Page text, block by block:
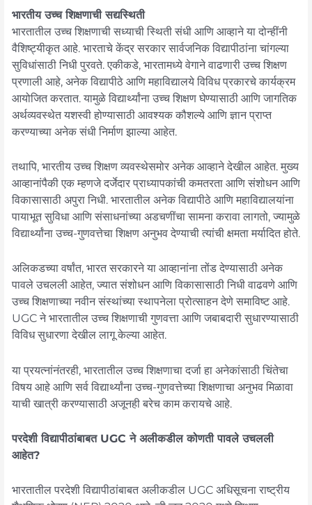
भारतीय उच्च शिक्षणाची सद्यस्थिती
भारतातील उच्च शिक्षणाची सध्याची स्थिती संधी आणि आव्हाने या दोन्हींनी
वैशिष्ट्यीकृत आहे. भारताचे केंद्र सरकार सार्वजनिक विद्यापीठांना चांगल्या
सुविधांसाठी निधी पुरवते. एकीकडे, भारतामध्ये वेगाने वाढणारी उच्च शिक्षण
प्रणाली आहे, अनेक विद्यापीठे आणि महाविद्यालये विविध प्रकारचे कार्यक्रम
आयोजित करतात. यामुळे विद्यार्थ्यांना उच्च शिक्षण घेण्यासाठी आणि जागतिक
अर्थव्यवस्थेत यशस्वी होण्यासाठी आवश्यक कौशल्ये आणि ज्ञान प्राप्त
करण्याच्या अनेक संधी निर्माण झाल्या आहेत.
तथापि, भारतीय उच्च शिक्षण व्यवस्थेसमोर अनेक आव्हाने देखील आहेत. मुख्य
आव्हानांपैकी एक म्हणजे दर्जेदार प्राध्यापकांची कमतरता आणि संशोधन आणि
विकासासाठी अपुरा निधी. भारतातील अनेक विद्यापीठे आणि महाविद्यालयांना
पायाभूत सुविधा आणि संसाधनांच्या अडचणींचा सामना करावा लागतो, ज्यामुळे
विद्यार्थ्यांना उच्च-गुणवत्तेचा शिक्षण अनुभव देण्याची त्यांची क्षमता मर्यादित होते.
अलिकडच्या वर्षांत, भारत सरकारने या आव्हानांना तोंड देण्यासाठी अनेक
पावले उचलली आहेत, ज्यात संशोधन आणि विकासासाठी निधी वाढवणे आणि
उच्च शिक्षणाच्या नवीन संस्थांच्या स्थापनेला प्रोत्साहन देणे समाविष्ट आहे.
UGC ने भारतातील उच्च शिक्षणाची गुणवत्ता आणि जबाबदारी सुधारण्यासाठी
विविध सुधारणा देखील लागू केल्या आहेत.
या प्रयत्नांनंतरही, भारतातील उच्च शिक्षणाचा दर्जा हा अनेकांसाठी चिंतेचा
विषय आहे आणि सर्व विद्यार्थ्यांना उच्च-गुणवत्तेच्या शिक्षणाचा अनुभव मिळावा
याची खात्री करण्यासाठी अजूनही बरेच काम करायचे आहे.
परदेशी विद्यापीठांबाबत UGC ने अलीकडील कोणती पावले उचलली
आहेत?
भारतातील परदेशी विद्यापीठांबाबत अलीकडील UGC अधिसूचना राष्ट्रीय